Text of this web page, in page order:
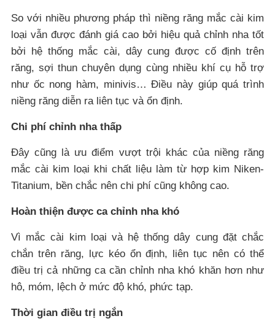
So với nhiều phương pháp thì niềng răng mắc cài kim
loại vẫn được đánh giá cao bởi hiệu quả chỉnh nha tốt
bởi hệ thống mắc cài, dây cung được cố định trên
răng, sợi thun chuyên dụng cùng nhiều khí cụ hỗ trợ
như ốc nong hàm, minivis… Điều này giúp quá trình
niềng răng diễn ra liên tục và ổn định.
Chi phí chỉnh nha thấp
Đây cũng là ưu điểm vượt trội khác của niềng răng
mắc cài kim loại khi chất liệu làm từ hợp kim Niken-
Titanium, bền chắc nên chi phí cũng không cao.
Hoàn thiện được ca chỉnh nha khó
Vì mắc cài kim loại và hệ thống dây cung đặt chắc
chắn trên răng, lực kéo ổn định, liên tục nên có thể
điều trị cả những ca cần chỉnh nha khó khăn hơn như
hô, móm, lệch ở mức độ khó, phức tạp.
Thời gian điều trị ngắn